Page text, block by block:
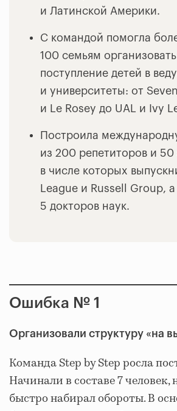
и Латинской Америки.
С командой помогла
100 семьям организовать
поступление детей в
и университеты: от
и Le Rosey до UAL и Ivy
Построила
из 200 репетиторов и 50
в числе которых
League и Russell Group,
5 докторов наук.
Ошибка № 1
Организовали структуру «на
Команда Step by Step росла
Начинали в составе 7 человек,
быстро набирал обороты. В